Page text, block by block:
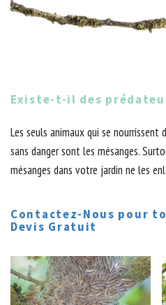
Existe-t-il des
Les seuls animaux qui se nourrissent
sans danger sont les mésanges.
mésanges dans votre jardin ne les
Contactez-Nous pour
Devis Gratuit